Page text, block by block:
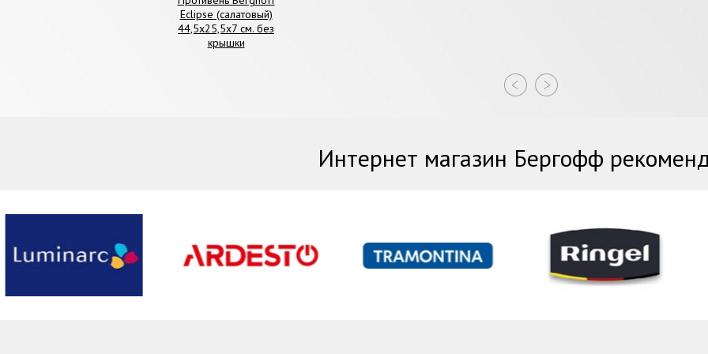
Eclipse (салатовый)
44,5х25,5х7 см. без
крышки
Интернет магазин Бергофф